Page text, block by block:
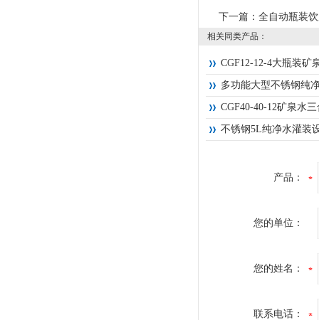
下一篇： 全自动瓶装
相关同类产品：
CGF12-12-4大瓶装矿
多功能大型不锈钢纯
CGF40-40-12矿泉水
不锈钢5L纯净水灌装
产品：
您的单位：
您的姓名：
联系电话：